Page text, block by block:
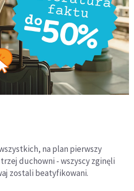
na plan pierwszy
duchowni - wszyscy zginęli
zostali beatyfikowani.